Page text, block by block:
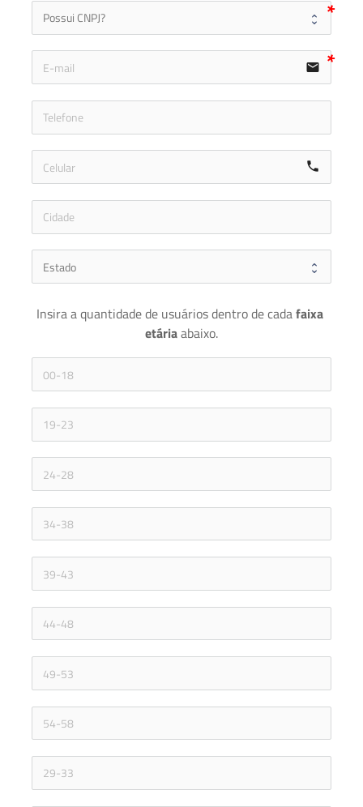
email
call
Insira a quantidade de usuários dentro de cada faixa
etária abaixo.